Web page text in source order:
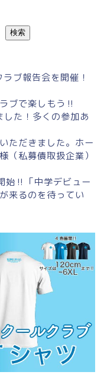
検索
ブ報告会を開催！
ブで楽しもう‼
た！多くの参加あ
ただきました。ホー
（私募債取扱企業）
始‼「中学デビュー
来るのを待ってい